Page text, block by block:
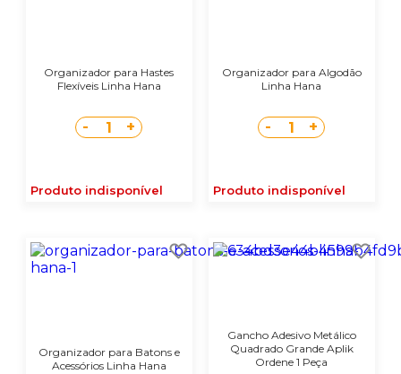
Organizador para Hastes
Flexíveis Linha Hana
- 1 +
Produto indisponível
Organizador para Algodão
Linha Hana
- 1 +
Produto indisponível
Organizador para Batons e
Acessórios Linha Hana
Gancho Adesivo Metálico
Quadrado Grande Aplik
Ordene 1 Peça